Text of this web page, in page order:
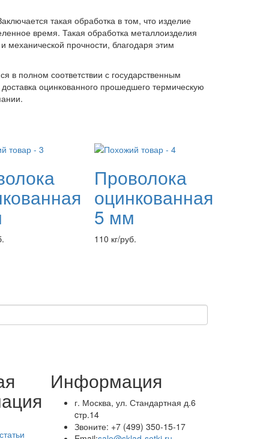
такая обработка в том, что изделие
время. Такая обработка металлоизделия
прочности, благодаря этим
в полном соответствии с государственным
оцинкованного прошедшего термическую
Проволока
оцинкованная
5 мм
110 кг/руб.
Информация
г. Москва, ул. Стандартная д.6
cтр.14
Звоните: +7 (499) 350-15-17